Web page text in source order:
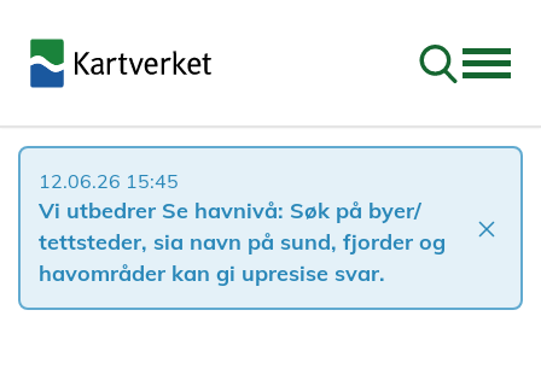
Søk
12.06.26 15:45
Vi utbedrer Se havnivå: Søk på byer/
tettsteder, sia navn på sund, fjorder og
havområder kan gi upresise svar.
close